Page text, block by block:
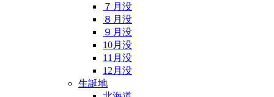
７月没
８月没
９月没
10月没
11月没
12月没
生誕地